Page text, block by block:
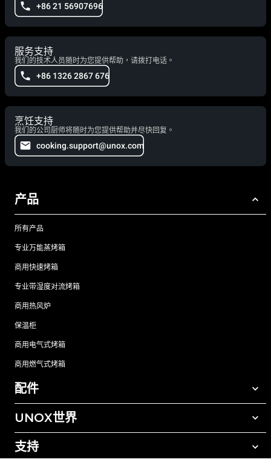
+86 21 56907696
服务支持
我们的技术人员随时为您提供帮助，请拨打电话。
+86 1326 2867 676
烹饪支持
我们的公司厨师将随时为您提供帮助并尽快回复。
cooking.support@unox.com
产品
所有产品
专业万能蒸烤箱
商用快速烤箱
专业带湿度对流烤箱
商用热风炉
保温柜
商用电气式烤箱
商用燃气式烤箱
配件
所有配件
手动清洗清洁剂
UNOX世界
我们在全球的办事处
支持